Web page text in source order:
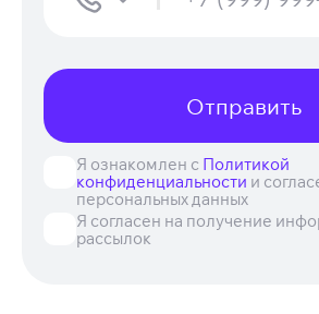
Отправить
Я ознакомлен с Политикой
конфиденциальности и
персональных данных
Я согласен на получение
рассылок